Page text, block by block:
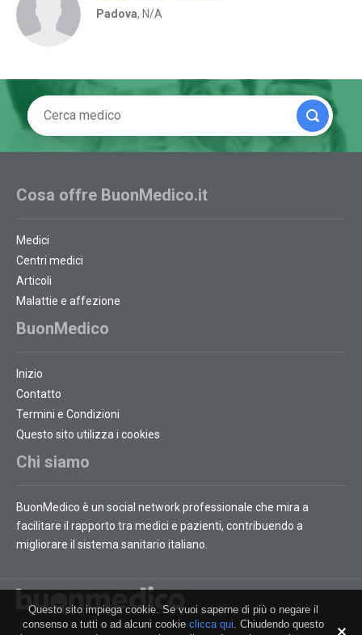
Padova, N/A
Cosa offre BuonMedico.it
Medici
Centri medici
Articoli
Malattie e affezione
BuonMedico
Inizio
Contatto
Termini e Condizioni
Questo sito utilizza i cookies
Chi siamo
BuonMedico è un social network professionale che mira a
facilitare il rapporto tra medici e pazienti, contribuendo a
migliorare il sistema sanitario italiano.
Questo sito impiega cookie. Se vuoi saperne di più o negare il
consenso a tutti o ad alcuni cookie clicca qui. Chiudendo questo